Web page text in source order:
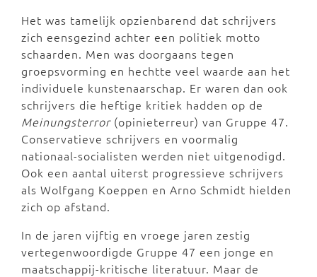
Het was tamelijk opzienbarend dat schrijvers
zich eensgezind achter een politiek motto
schaarden. Men was doorgaans tegen
groepsvorming en hechtte veel waarde aan het
individuele kunstenaarschap. Er waren dan ook
schrijvers die heftige kritiek hadden op de
Meinungsterror(opinieterreur) van Gruppe 47.
Conservatieve schrijvers en voormalig
nationaal-socialisten werden niet uitgenodigd.
Ook een aantal uiterst progressieve schrijvers
als Wolfgang Koeppen en Arno Schmidt hielden
zich op afstand.
In de jaren vijftig en vroege jaren zestig
vertegenwoordigde Gruppe 47 een jonge en
maatschappij-kritische literatuur. Maar de